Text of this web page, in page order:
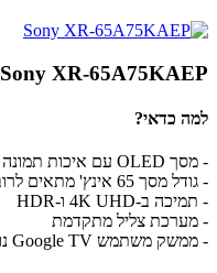
Sony XR-65A75KAEP
למה כדאי?
- מסך OLED עם איכות תמונה פנומנלית
- גודל מסך 65 אינץ' מתאים לרוב החללים
- תמיכה ב-4K UHD ו-HDR
- מערכת צליל מתקדמת
- ממשק משתמש Google TV נוח ואינטואיטיבי